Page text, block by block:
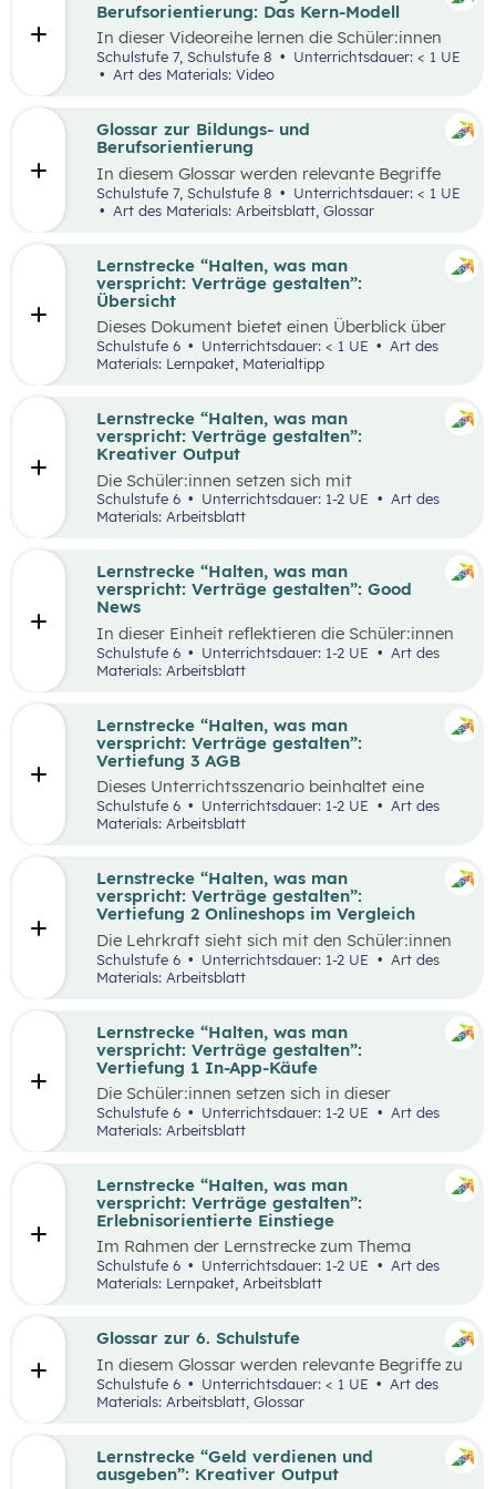
ihren Lernprozess zu übernehmen.
Berufsorientierung: Das Kern-Modell
In dieser Videoreihe lernen die Schüler:innen
wie sie selbstbewusst auftreten, authentisch
wirken und gleichzeitig Menschen von sich
Schulstufe 7, Schulstufe 8
Unterrichtsdauer: < 1 UE
Art des Materials: Video
Glossar zur Bildungs- und
Berufsorientierung
In diesem Glossar werden relevante Begriffe
zum Thema „Bildungs- und Berufsorientierung“
erklärt. Zusätzlich gibt es Arbeitsblätter zu
Schulstufe 7, Schulstufe 8
Unterrichtsdauer: < 1 UE
Art des Materials: Arbeitsblatt, Glossar
Lernstrecke “Halten, was man
verspricht: Verträge gestalten”:
Übersicht
Dieses Dokument bietet einen Überblick über
alle Materialien, die für die Lerntrecke “Halten,
was man verspricht – Verträge gestalten” für
Schulstufe 6 Unterrichtsdauer: < 1 UE
Materials: Lernpaket, Materialtipp
Lernstrecke “Halten, was man
verspricht: Verträge gestalten”:
Kreativer Output
Die Schüler:innen setzen sich mit
selbstgewählten Aspekten der
Vertragsgestaltung auseinander und drehen
Schulstufe 6 Unterrichtsdauer: 1-2 UE
Art des
Materials: Arbeitsblatt
Lernstrecke “Halten, was man
verspricht: Verträge gestalten”: Good
News
In dieser Einheit reflektieren die Schüler:innen
die Inhalte der Lernstrecke “Halten, was man
verspricht – Verträge gestalten”.
Schulstufe 6 Unterrichtsdauer: 1-2 UE
Materials: Arbeitsblatt
Lernstrecke “Halten, was man
verspricht: Verträge gestalten”:
Vertiefung 3 AGB
Dieses Unterrichtsszenario beinhaltet eine
Gruppenarbeit, bei der sich die Schüler:innen
mit Ausschnitten aus den AGBs von Zalando
Schulstufe 6 Unterrichtsdauer: 1-2 UE
Art des
Materials: Arbeitsblatt
Lernstrecke “Halten, was man
verspricht: Verträge gestalten”:
Vertiefung 2 Onlineshops im Vergleich
Die Lehrkraft sieht sich mit den Schüler:innen
zum Einstieg einen Onlineshop eines bekannten
Online-Händlers an.
Schulstufe 6 Unterrichtsdauer: 1-2 UE
Materials: Arbeitsblatt
Lernstrecke “Halten, was man
verspricht: Verträge gestalten”:
Vertiefung 1 In-App-Käufe
Die Schüler:innen setzen sich in dieser
Alltagschallenge mit dem eigenen digitalen
Konsumverhalten auseinander.
Schulstufe 6 Unterrichtsdauer: 1-2 UE
Materials: Arbeitsblatt
Lernstrecke “Halten, was man
verspricht: Verträge gestalten”:
Erlebnisorientierte Einstiege
Im Rahmen der Lernstrecke zum Thema
“Halten, was man verspricht – Verträge
gestalten”, werden drei mögliche Einstiegsideen
Schulstufe 6 Unterrichtsdauer: 1-2 UE
Art des
Materials: Lernpaket, Arbeitsblatt
Glossar zur 6. Schulstufe
In diesem Glossar werden relevante Begriffe zu
den Lehrplanpunkten “Energie und Ressourcen”
sowie “Produktion und Konsum” erklärt.
Zusätzlich gibt es Arbeitsblätter zu
Schulstufe 6 Unterrichtsdauer: < 1 UE
Materials: Arbeitsblatt, Glossar
Lernstrecke “Geld verdienen und
ausgeben”: Kreativer Output